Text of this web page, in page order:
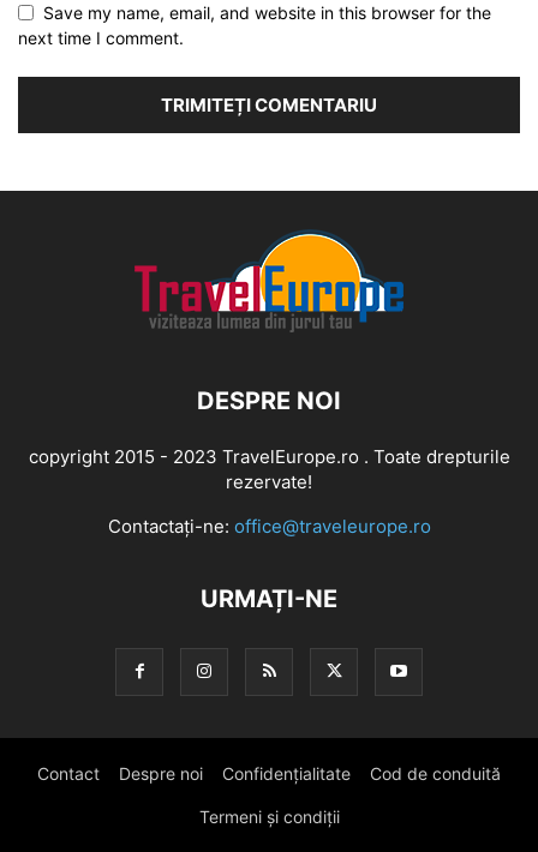
Save my name, email, and website in this browser for the
next time I comment.
DESPRE NOI
copyright 2015 - 2023 TravelEurope.ro . Toate drepturile
rezervate!
Contactați-ne: office@traveleurope.ro
URMAȚI-NE
Contact Despre noi Confidențialitate Cod de conduită
Termeni și condiții